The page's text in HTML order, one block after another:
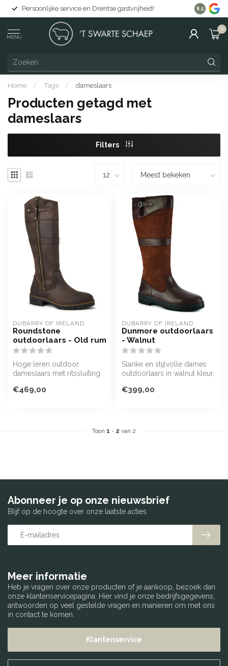
Persoonlijke service en Drentse gastvrijheid! Gratis
8.5
MENU
0
Home / Tags / dameslaars
Producten getagd met
dameslaars
Filters
DUBARRY OF IRELAND
Roundstone
outdoorlaars - Old rum
Hoge leren outdoor
dameslaars met ritssluiting
Uitgevoerd...
€469,00
DUBARRY OF IRELAND
Dunmore outdoorlaars
- Walnut
Slanke en stijlvolle dames
outdoorlaars in walnut kleur,
€399,00
Toon 1 - 2 van 2
Meer informatie
Heb je vragen over onze producten of je aankoop, bezoek dan
onze klantenservicepagina. Hier vind je onze bedrijfsgegevens,
antwoorden op veel gestelde vragen en manieren om met ons
in contact te komen.
Klantenservice
Abonneer je op onze nieuwsbrief
Blijf op de hoogte over onze laatste acties